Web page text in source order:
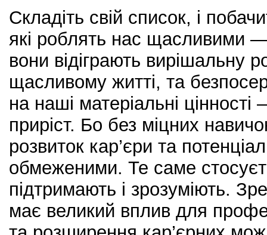
Складіть свій список, і
які роблять нас щасливими
вони відіграють вирішальну
щасливому житті, та
на наші матеріальні цінності
приріст. Бо без міцних
розвиток кар’єри та
обмеженими. Те саме
підтримають і зрозуміють.
має великий вплив для